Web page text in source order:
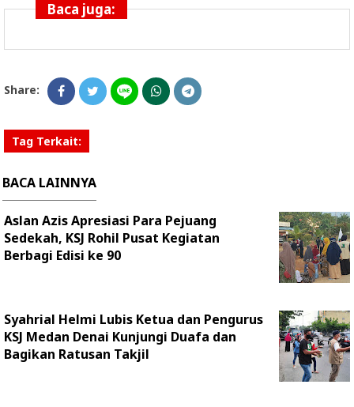
Baca juga:
Share:
Tag Terkait:
BACA LAINNYA
Aslan Azis Apresiasi Para Pejuang
Sedekah, KSJ Rohil Pusat Kegiatan
Berbagi Edisi ke 90
Syahrial Helmi Lubis Ketua dan Pengurus
KSJ Medan Denai Kunjungi Duafa dan
Bagikan Ratusan Takjil